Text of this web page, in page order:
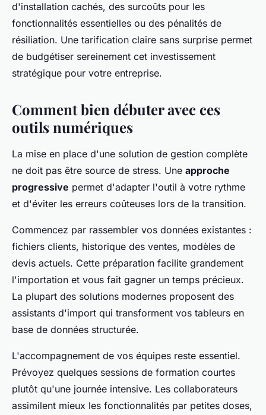
d'installation cachés, des surcoûts pour les
fonctionnalités essentielles ou des pénalités de
résiliation. Une tarification claire sans surprise permet
de budgétiser sereinement cet investissement
stratégique pour votre entreprise.
Comment bien débuter avec ces
outils numériques
La mise en place d'une solution de gestion complète
ne doit pas être source de stress. Une approche
progressive permet d'adapter l'outil à votre rythme
et d'éviter les erreurs coûteuses lors de la transition.
Commencez par rassembler vos données existantes :
fichiers clients, historique des ventes, modèles de
devis actuels. Cette préparation facilite grandement
l'importation et vous fait gagner un temps précieux.
La plupart des solutions modernes proposent des
assistants d'import qui transforment vos tableurs en
base de données structurée.
L'accompagnement de vos équipes reste essentiel.
Prévoyez quelques sessions de formation courtes
plutôt qu'une journée intensive. Les collaborateurs
assimilent mieux les fonctionnalités par petites doses,